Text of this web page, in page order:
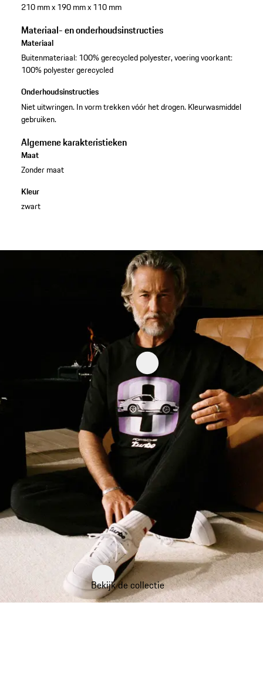
210 mm x 190 mm x 110 mm
Materiaal- en onderhoudsinstructies
Materiaal
Buitenmateriaal: 100% gerecycled polyester, voering voorkant:
100% polyester gerecycled
Onderhoudsinstructies
Niet uitwringen. In vorm trekken vóór het drogen. Kleurwasmiddel
gebruiken.
Algemene karakteristieken
Maat
Zonder maat
Kleur
zwart
Bekijk de collectie